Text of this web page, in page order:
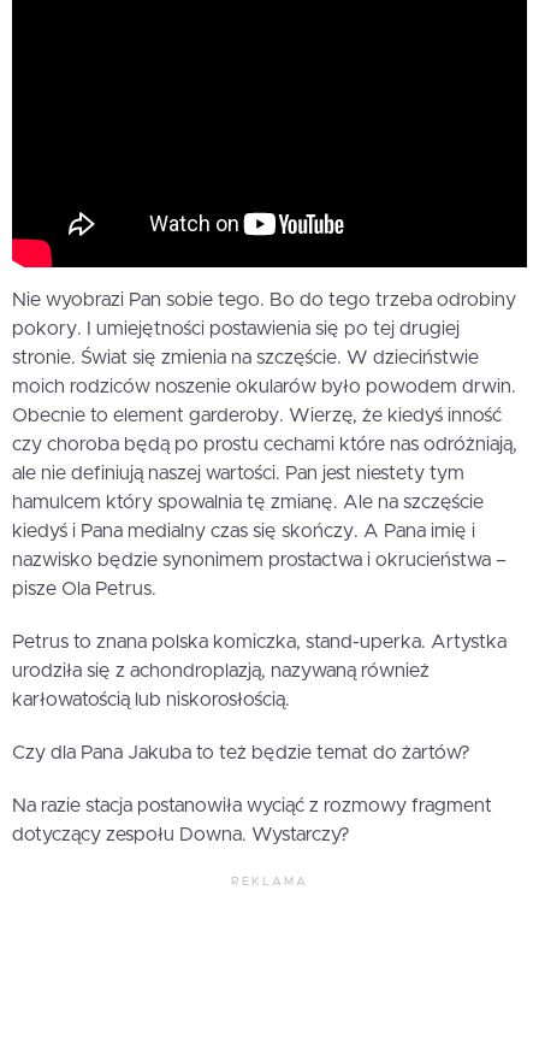
Nie wyobrazi Pan sobie tego. Bo do tego trzeba odrobiny
pokory. I umiejętności postawienia się po tej drugiej
stronie. Świat się zmienia na szczęście. W dzieciństwie
moich rodziców noszenie okularów było powodem drwin.
Obecnie to element garderoby. Wierzę, że kiedyś inność
czy choroba będą po prostu cechami które nas odróżniają,
ale nie definiują naszej wartości. Pan jest niestety tym
hamulcem który spowalnia tę zmianę. Ale na szczęście
kiedyś i Pana medialny czas się skończy. A Pana imię i
nazwisko będzie synonimem prostactwa i okrucieństwa –
pisze Ola Petrus.
Petrus to znana polska komiczka, stand-uperka. Artystka
urodziła się z achondroplazją, nazywaną również
karłowatością lub niskorosłością.
Czy dla Pana Jakuba to też będzie temat do żartów?
Na razie stacja postanowiła wyciąć z rozmowy fragment
dotyczący zespołu Downa. Wystarczy?
REKLAMA